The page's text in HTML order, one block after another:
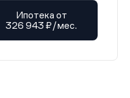
Ипотека от
326 943 ₽/мес.